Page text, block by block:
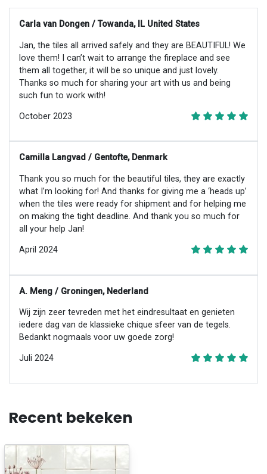
Carla van Dongen / Towanda, IL United States
Jan, the tiles all arrived safely and they are BEAUTIFUL! We
love them! I can’t wait to arrange the fireplace and see
them all together, it will be so unique and just lovely.
Thanks so much for sharing your art with us and being
such fun to work with!
October 2023
Camilla Langvad / Gentofte, Denmark
Thank you so much for the beautiful tiles, they are exactly
what I’m looking for! And thanks for giving me a ‘heads up’
when the tiles were ready for shipment and for helping me
on making the tight deadline. And thank you so much for
all your help Jan!
April 2024
A. Meng / Groningen, Nederland
Wij zijn zeer tevreden met het eindresultaat en genieten
iedere dag van de klassieke chique sfeer van de tegels.
Bedankt nogmaals voor uw goede zorg!
Juli 2024
Recent bekeken